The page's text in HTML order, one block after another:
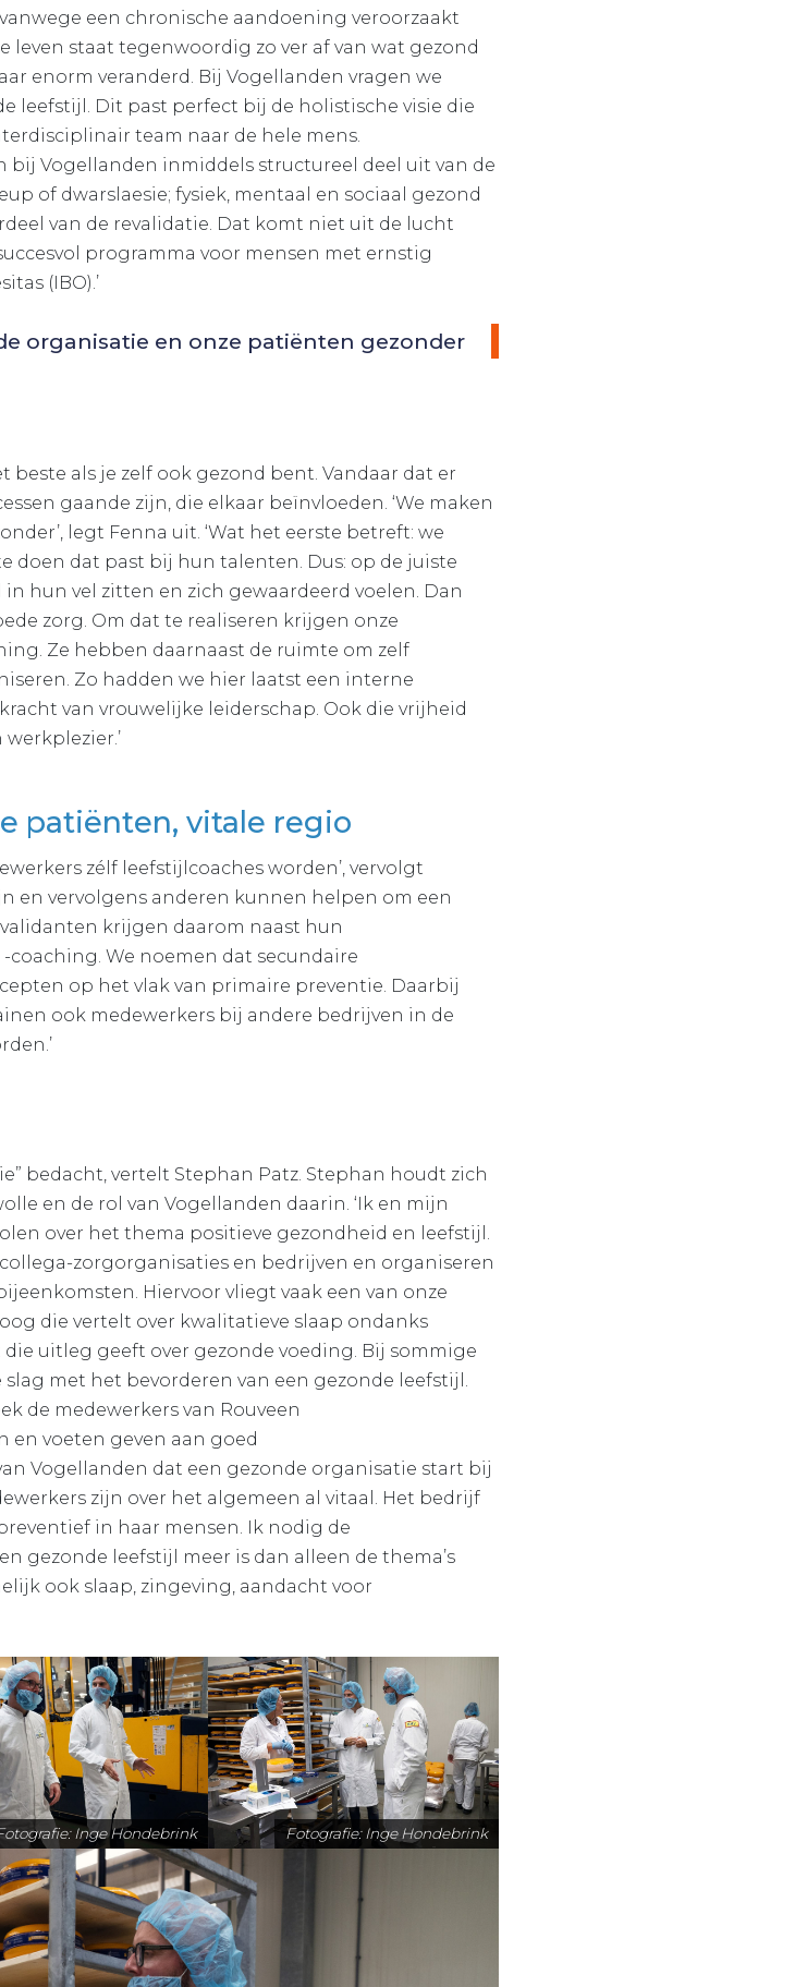
een chronische aandoening veroorzaakt
staat tegenwoordig zo ver af van wat gezond
enorm veranderd. Bij Vogellanden vragen we
leefstijl. Dit past perfect bij de holistische visie die
team naar de hele mens.
Vogellanden inmiddels structureel deel uit van de
of dwarslaesie; fysiek, mentaal en sociaal gezond
van de revalidatie. Dat komt niet uit de lucht
programma voor mensen met ernstig
(IBO).’
organisatie en onze patiënten gezonder
als je zelf ook gezond bent. Vandaar dat er
gaande zijn, die elkaar beïnvloeden. ‘We maken
legt Fenna uit. ‘Wat het eerste betreft: we
doen dat past bij hun talenten. Dus: op de juiste
hun vel zitten en zich gewaardeerd voelen. Dan
zorg. Om dat te realiseren krijgen onze
Ze hebben daarnaast de ruimte om zelf
Zo hadden we hier laatst een interne
van vrouwelijke leiderschap. Ook die vrijheid
patiënten, vitale regio
zélf leefstijlcoaches worden’, vervolgt
en vervolgens anderen kunnen helpen om een
krijgen daarom naast hun
We noemen dat secundaire
op het vlak van primaire preventie. Daarbij
ook medewerkers bij andere bedrijven in de
bedacht, vertelt Stephan Patz. Stephan houdt zich
en de rol van Vogellanden daarin. ‘Ik en mijn
over het thema positieve gezondheid en leefstijl.
zorgorganisaties en bedrijven en organiseren
Hiervoor vliegt vaak een van onze
die vertelt over kwalitatieve slaap ondanks
uitleg geeft over gezonde voeding. Bij sommige
met het bevorderen van een gezonde leefstijl.
de medewerkers van Rouveen
en voeten geven aan goed
Vogellanden dat een gezonde organisatie start bij
zijn over het algemeen al vitaal. Het bedrijf
in haar mensen. Ik nodig de
gezonde leefstijl meer is dan alleen de thema’s
ook slaap, zingeving, aandacht voor
Inge Hondebrink Fotografie: Inge Hondebrink